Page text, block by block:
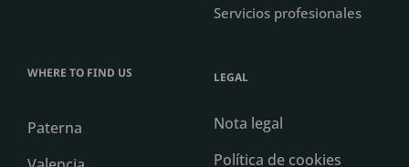
Servicios profesionales
WHERE TO FIND US
Paterna
LEGAL
Nota legal
Política de cookies